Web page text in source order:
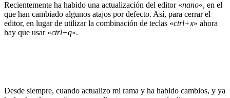
Recientemente ha habido una actualización del editor «nano«, en el
que han cambiado algunos atajos por defecto. Así, para cerrar el
editor, en lugar de utilizar la combinación de teclas «ctrl+x» ahora
hay que usar «ctrl+q«.
Desde siempre, cuando actualizo mi rama y ha habido cambios, y ya